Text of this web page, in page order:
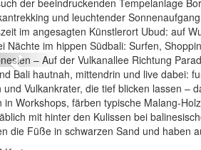
und leuchtender
im angesagten Künstlerort Ubud: auf
Nächte im hippen Südbali: Surfen,
Previous
Bali hautnah, mittendrin und live dabei:
und Vulkankrater, die tief blicken lassen –
in Workshops, färben typische Malang-
mit hinter den Kulissen bei
die Füße in schwarzen Sand und haben